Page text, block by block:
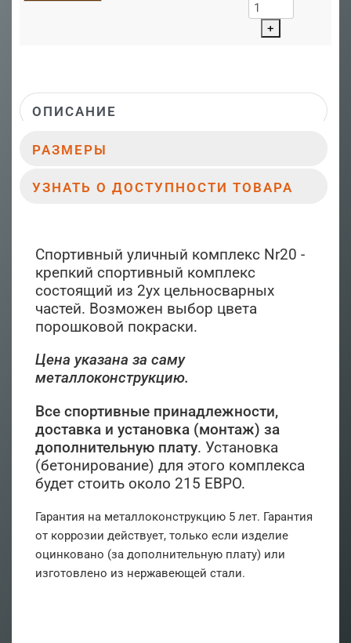
+
ОПИСАНИЕ
РАЗМЕРЫ
УЗНАТЬ О ДОСТУПНОСТИ ТОВАРА
Спортивный уличный комплекс Nr20 -
крепкий спортивный комплекс
состоящий из 2ух цельносварных
частей. Возможен выбор цвета
порошковой покраски.
Цена указана за саму
металлоконструкцию.
Все спортивные принадлежности,
доставка и установка (монтаж) за
дополнительную плату. Установка
(бетонирование) для этого комплекса
будет стоить около 215 ЕВРО.
Гарантия на металлоконструкцию 5 лет. Гарантия
от коррозии действует, только если изделие
оцинковано (за дополнительную плату) или
изготовлено из нержавеющей стали.